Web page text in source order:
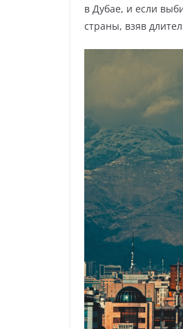
в Дубае, и если
страны, взяв